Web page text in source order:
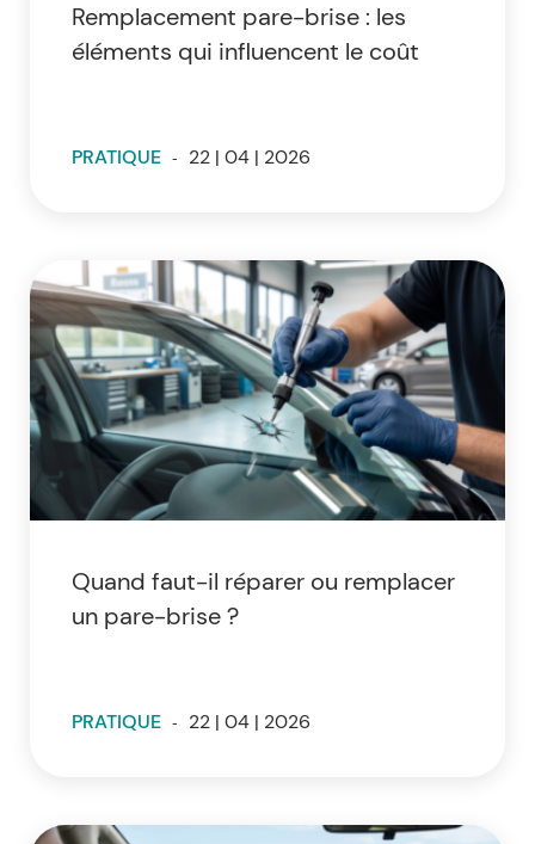
Remplacement pare-brise : les
éléments qui influencent le coût
PRATIQUE - 22 | 04 | 2026
Quand faut-il réparer ou remplacer
un pare-brise ?
PRATIQUE - 22 | 04 | 2026